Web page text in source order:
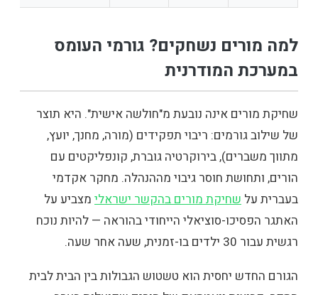
למה מורים נשחקים? גורמי העומס
במערכת המודרנית
שחיקת מורים אינה נובעת מ"חולשה אישית". היא תוצר
של שילוב גורמים: ריבוי תפקידים (מורה, מחנך, יועץ,
מתווך משברים), בירוקרטיה גוברת, קונפליקטים עם
הורים, ותחושת חוסר גיבוי מההנהלה. מחקר אקדמי
בעברית על שחיקת מורים בהקשר ישראלי מצביע על
האתגר הפסיכו-סוציאלי הייחודי בהוראה — להיות נוכח
רגשית עבור 30 ילדים בו-זמנית, שעה אחר שעה.
הגורם החדש יחסית הוא טשטוש הגבולות בין הבית לבית